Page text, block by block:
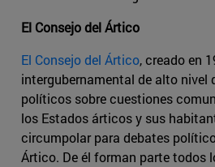
El Consejo del Ártico
El Consejo del Ártico, creado en
intergubernamental de alto nivel
políticos sobre cuestiones
los Estados árticos y sus
circumpolar para debates
Ártico. De él forman parte todos